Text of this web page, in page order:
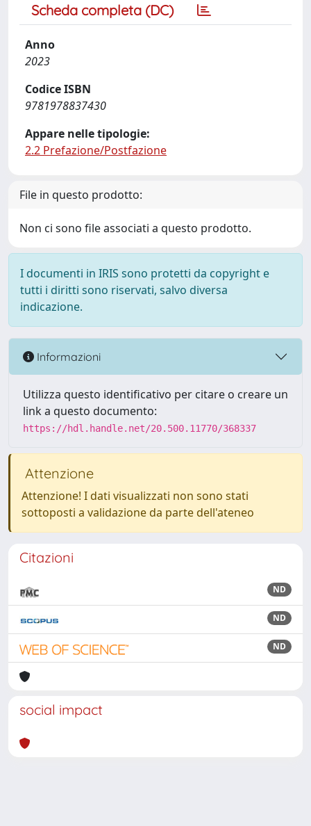
Scheda completa (DC)
Anno
2023
Codice ISBN
9781978837430
Appare nelle tipologie:
2.2 Prefazione/Postfazione
File in questo prodotto:
Non ci sono file associati a questo prodotto.
I documenti in IRIS sono protetti da copyright e
tutti i diritti sono riservati, salvo diversa
indicazione.
Informazioni
Utilizza questo identificativo per citare o creare un
link a questo documento:
https://hdl.handle.net/20.500.11770/368337
Attenzione
Attenzione! I dati visualizzati non sono stati
sottoposti a validazione da parte dell'ateneo
Citazioni
ND
ND
ND
social impact